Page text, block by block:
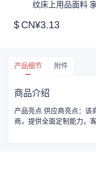
纹床上用品面料
$ CN¥3.13
产品细节 附件
商品介绍
产品亮点 供应商亮点：该
商，提供全面定制能力，